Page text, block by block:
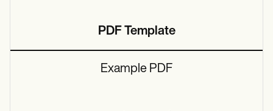
PDF Template
Example PDF